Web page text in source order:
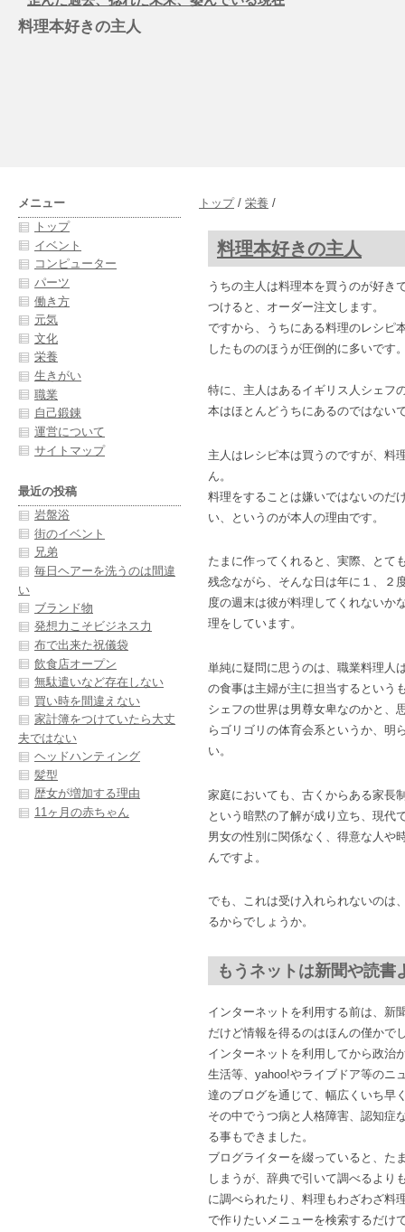
料理本好きの主人
トップ/ 栄養 /
料理本好きの主人
うちの主人は料理本を買うのが好き
つけると、オーダー注文します。
ですから、うちにある料理のレシピ
したもののほうが圧倒的に多いです
特に、主人はあるイギリス人シェフ
本はほとんどうちにあるのではない
主人はレシピ本は買うのですが、料
ん。
料理をすることは嫌いではないのだ
い、というのが本人の理由です。
たまに作ってくれると、実際、とて
残念ながら、そんな日は年に１、２
度の週末は彼が料理してくれないか
理をしています。
単純に疑問に思うのは、職業料理人
の食事は主婦が主に担当するという
シェフの世界は男尊女卑なのかと、
らゴリゴリの体育会系というか、明
い。
家庭においても、古くからある家長
という暗黙の了解が成り立ち、現代
男女の性別に関係なく、得意な人や
んですよ。
でも、これは受け入れられないのは
るからでしょうか。
もうネットは新聞や読書
インターネットを利用する前は、新
だけど情報を得るのはほんの僅かで
インターネットを利用してから政治
生活等、yahoo!やライブドア等のニ
達のブログを通じて、幅広くいち早
その中でうつ病と人格障害、認知症
る事もできました。
ブログライターを綴っていると、た
しまうが、辞典で引いて調べるより
に調べられたり、料理もわざわざ料
で作りたいメニューを検索するだけ
メニュー
トップ
イベント
コンピューター
パーツ
働き方
元気
文化
栄養
生きがい
職業
自己鍛錬
運営について
サイトマップ
最近の投稿
岩盤浴
街のイベント
兄弟
毎日ヘアーを洗うのは間違
い
ブランド物
発想力こそビジネス力
布で出来た祝儀袋
飲食店オープン
無駄遣いなど存在しない
買い時を間違えない
家計簿をつけていたら大丈
夫ではない
ヘッドハンティング
髪型
歴女が増加する理由
11ヶ月の赤ちゃん